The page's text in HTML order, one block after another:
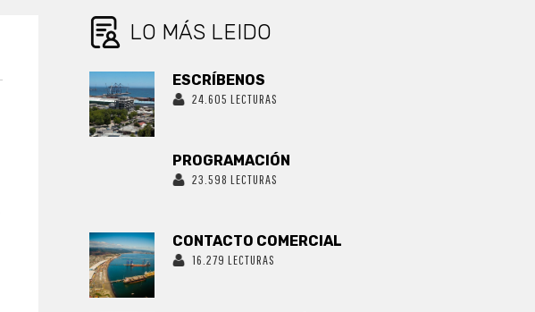
LO MÁS LEIDO
ESCRÍBENOS
24.605 LECTURAS
PROGRAMACIÓN
23.598 LECTURAS
CONTACTO COMERCIAL
16.279 LECTURAS